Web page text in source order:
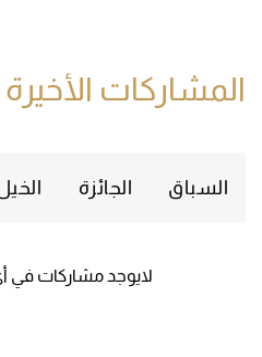
المشاركات الأخيرة
السباق الجائزة
لايوجد مشاركات في